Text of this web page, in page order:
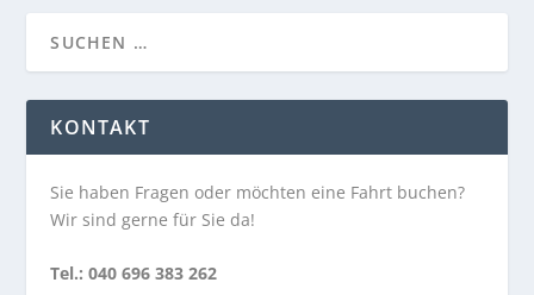
KONTAKT
Sie haben Fragen oder möchten eine Fahrt buchen?
Wir sind gerne für Sie da!
Tel.: 040 696 383 262